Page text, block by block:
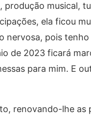
musical,
ela ficou
nervosa, pois
de 2023 ficará
para mim. E
renovando-lhe as